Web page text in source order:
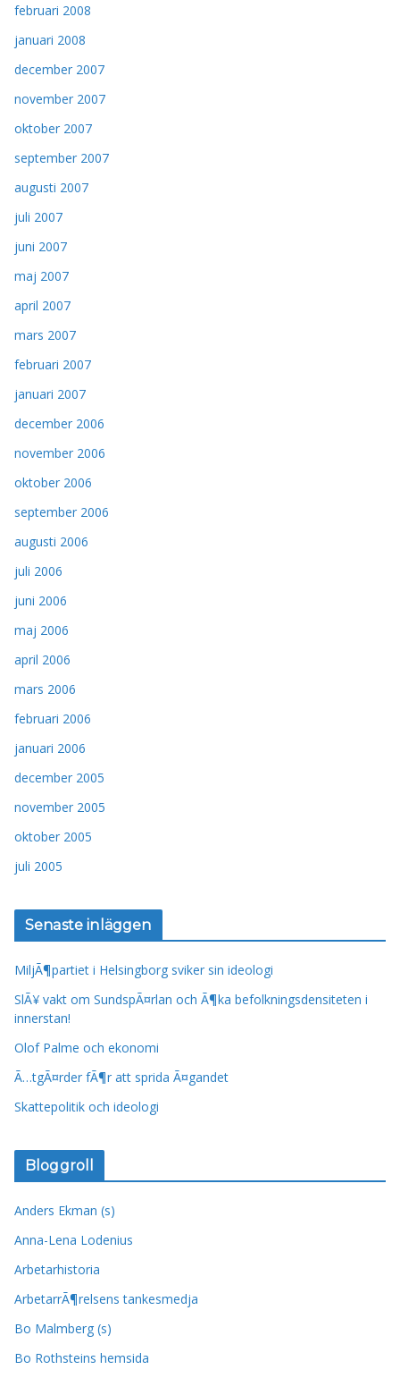
februari 2008
januari 2008
december 2007
november 2007
oktober 2007
september 2007
augusti 2007
juli 2007
juni 2007
maj 2007
april 2007
mars 2007
februari 2007
januari 2007
december 2006
november 2006
oktober 2006
september 2006
augusti 2006
juli 2006
juni 2006
maj 2006
april 2006
mars 2006
februari 2006
januari 2006
december 2005
november 2005
oktober 2005
juli 2005
Senaste inläggen
MiljÃ¶partiet i Helsingborg sviker sin ideologi
SlÃ¥ vakt om SundspÃ¤rlan och Ã¶ka befolkningsdensiteten i
innerstan!
Olof Palme och ekonomi
Ã…tgÃ¤rder fÃ¶r att sprida Ã¤gandet
Skattepolitik och ideologi
Bloggroll
Anders Ekman (s)
Anna-Lena Lodenius
Arbetarhistoria
ArbetarrÃ¶relsens tankesmedja
Bo Malmberg (s)
Bo Rothsteins hemsida